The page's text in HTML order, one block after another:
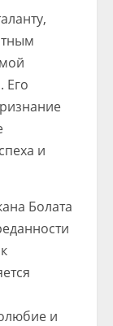
Его
и
Болата
и